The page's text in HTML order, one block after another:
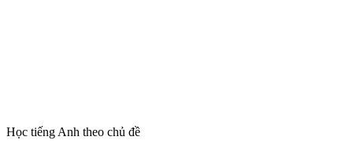
Học tiếng Anh theo chủ đề